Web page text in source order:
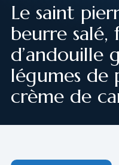
Le saint
beurre salé,
d’andouille
légumes de
crème de